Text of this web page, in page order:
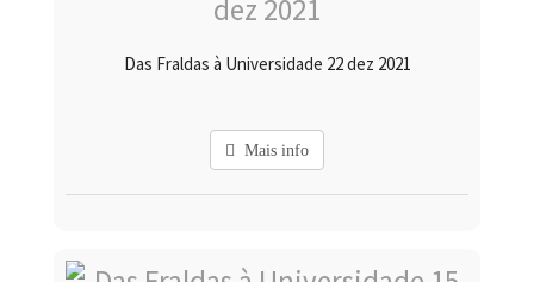
Das Fraldas à Universidade 22 dez 2021
Mais info